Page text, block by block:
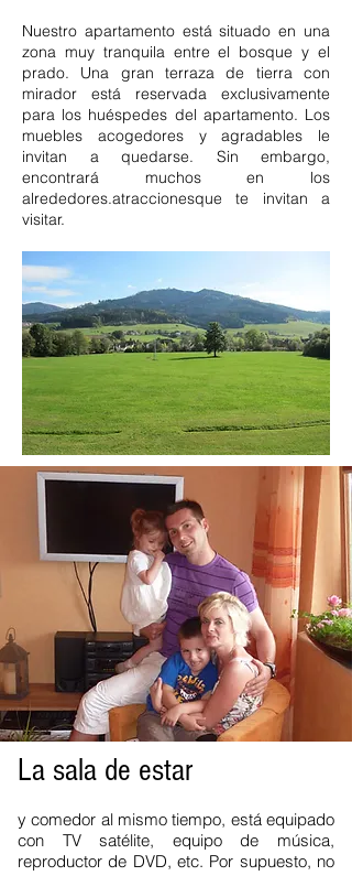
Nuestro apartamento está situado en una
zona muy tranquila entre el bosque y el
prado. Una gran terraza de tierra con
mirador está reservada exclusivamente
para los huéspedes del apartamento. Los
muebles acogedores y agradables le
invitan a quedarse. Sin embargo,
encontrará muchos en los
alrededores.atraccionesque te invitan a
visitar.
La sala de estar
y comedor al mismo tiempo, está equipado
con TV satélite, equipo de música,
reproductor de DVD, etc. Por supuesto, no